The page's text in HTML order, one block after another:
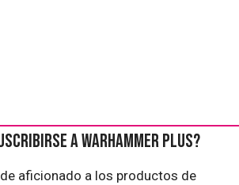
a Warhammer Plus?
aficionado a los productos de